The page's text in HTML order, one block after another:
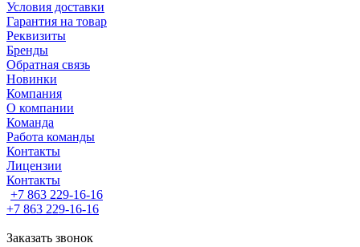
Условия доставки
Гарантия на товар
Реквизиты
Бренды
Обратная связь
Новинки
Компания
О компании
Команда
Работа команды
Контакты
Лицензии
Контакты
+7 863 229-16-16
+7 863 229-16-16
Заказать звонок